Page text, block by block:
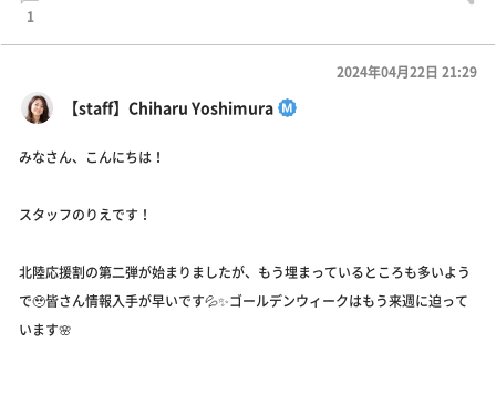
1
【staff】Chiharu Yoshimura
2024年04月22日 21:29
みなさん、こんにちは！
スタッフのりえです！
北陸応援割の第二弾が始まりましたが、もう埋まっているところも多いよう
で🥹皆さん情報入手が早いです💦✨ゴールデンウィークはもう来週に迫って
います🌸